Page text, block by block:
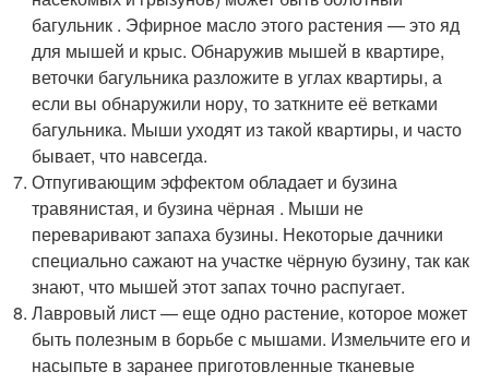
багульник . Эфирное масло этого растения — это яд
для мышей и крыс. Обнаружив мышей в квартире,
веточки багульника разложите в углах квартиры, а
если вы обнаружили нору, то заткните её ветками
багульника. Мыши уходят из такой квартиры, и часто
бывает, что навсегда.
Отпугивающим эффектом обладает и бузина
травянистая, и бузина чёрная . Мыши не
переваривают запаха бузины. Некоторые дачники
специально сажают на участке чёрную бузину, так как
знают, что мышей этот запах точно распугает.
Лавровый лист — еще одно растение, которое может
быть полезным в борьбе с мышами. Измельчите его и
насыпьте в заранее приготовленные тканевые